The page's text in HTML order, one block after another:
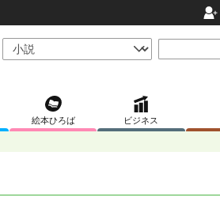
絵本ひろば ビジネス